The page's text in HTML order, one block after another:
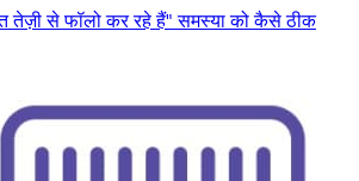
से फॉलो कर रहे हैं" समस्या को कैसे ठीक